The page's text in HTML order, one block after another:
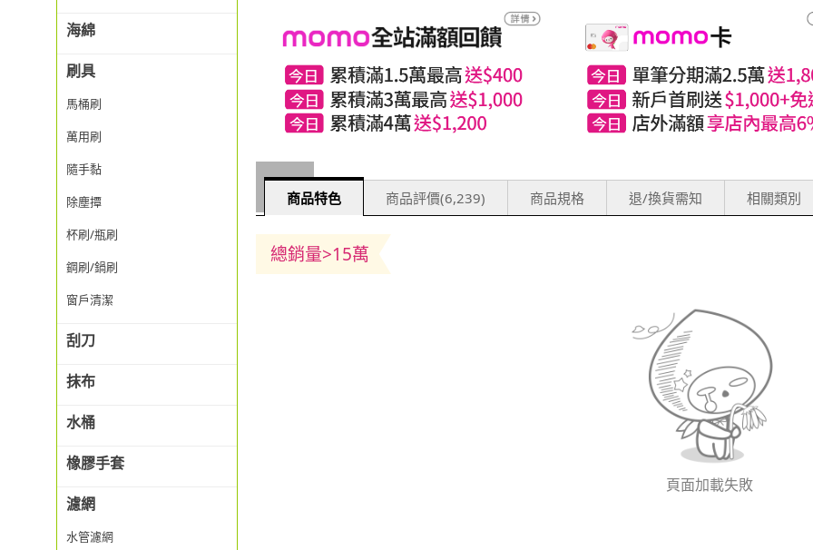
海綿
刷具
馬桶刷
萬用刷
隨手黏
除塵撢
杯刷/瓶刷
鋼刷/鍋刷
窗戶清潔
刮刀
抹布
水桶
橡膠手套
濾網
水管濾網
商品特色 商品評價(6,239) 商品規格 退/換貨需知 相關類別
總銷量>15萬
頁面加載失敗